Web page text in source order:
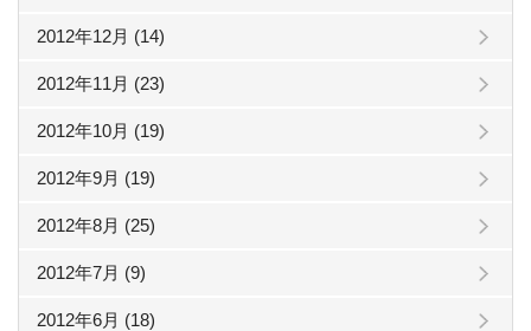
2012年12月 (14)
2012年11月 (23)
2012年10月 (19)
2012年9月 (19)
2012年8月 (25)
2012年7月 (9)
2012年6月 (18)